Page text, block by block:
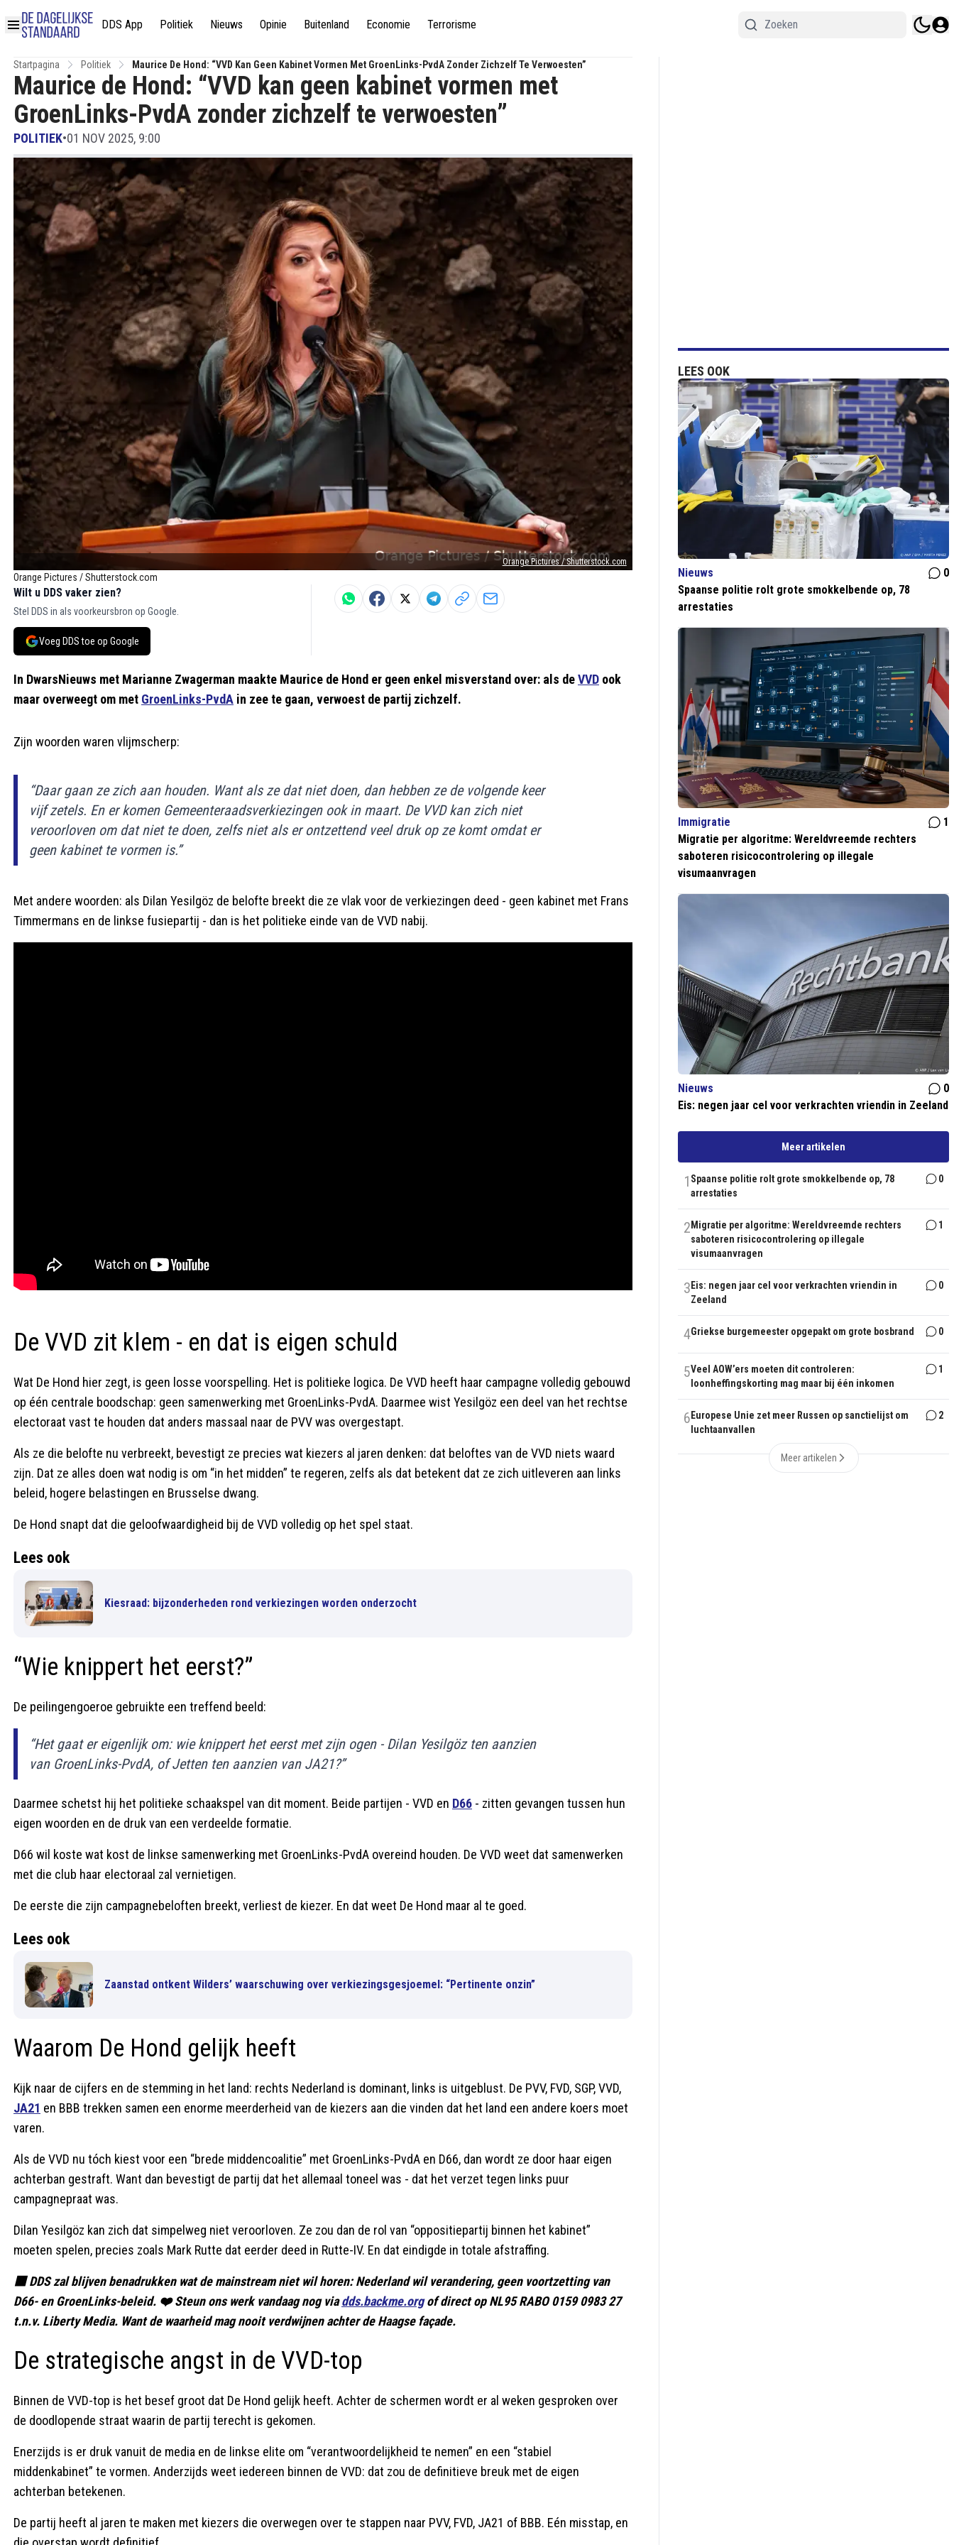
DDS App Politiek Nieuws Opinie Buitenland Economie Terrorisme
Startpagina Politiek Maurice De Hond: “VVD Kan Geen Kabinet Vormen Met GroenLinks-PvdA Zonder Zichzelf Te Verwoesten”
Orange Pictures / Shutterstock.com
Orange Pictures / Shutterstock.com
Maurice de Hond: “VVD kan geen kabinet vormen met
GroenLinks-PvdA zonder zichzelf te verwoesten”
POLITIEK•01 NOV 2025, 9:00
Wilt u DDS vaker zien?
Stel DDS in als voorkeursbron op Google.
Voeg DDS toe op Google
In DwarsNieuws met Marianne Zwagerman maakte Maurice de Hond er geen enkel misverstand over: als deVVD ook
maar overweegt om met GroenLinks-PvdA in zee te gaan, verwoest de partij zichzelf.
Zijn woorden waren vlijmscherp:
“Daar gaan ze zich aan houden. Want als ze dat niet doen, dan hebben ze de volgende keer
vijf zetels. En er komen Gemeenteraadsverkiezingen ook in maart. De VVD kan zich niet
veroorloven om dat niet te doen, zelfs niet als er ontzettend veel druk op ze komt omdat er
geen kabinet te vormen is.”
Met andere woorden: als Dilan Yesilgöz de belofte breekt die ze vlak voor de verkiezingen deed - geen kabinet met Frans
Timmermans en de linkse fusiepartij - dan is het politieke einde van de VVD nabij.
De VVD zit klem - en dat is eigen schuld
Wat De Hond hier zegt, is geen losse voorspelling. Het is politieke logica. De VVD heeft haar campagne volledig gebouwd
op één centrale boodschap: geen samenwerking met GroenLinks-PvdA. Daarmee wist Yesilgöz een deel van het rechtse
electoraat vast te houden dat anders massaal naar de PVV was overgestapt.
Als ze die belofte nu verbreekt, bevestigt ze precies wat kiezers al jaren denken: dat beloftes van de VVD niets waard
zijn. Dat ze alles doen wat nodig is om “in het midden” te regeren, zelfs als dat betekent dat ze zich uitleveren aan links
beleid, hogere belastingen en Brusselse dwang.
De Hond snapt dat die geloofwaardigheid bij de VVD volledig op het spel staat.
Lees ook
Kiesraad: bijzonderheden rond verkiezingen worden onderzocht
“Wie knippert het eerst?”
De peilingengoeroe gebruikte een treffend beeld:
“Het gaat er eigenlijk om: wie knippert het eerst met zijn ogen - Dilan Yesilgöz ten aanzien
van GroenLinks-PvdA, of Jetten ten aanzien van JA21?”
Daarmee schetst hij het politieke schaakspel van dit moment. Beide partijen - VVD en D66 - zitten gevangen tussen hun
eigen woorden en de druk van een verdeelde formatie.
D66 wil koste wat kost de linkse samenwerking met GroenLinks-PvdA overeind houden. De VVD weet dat samenwerken
met die club haar electoraal zal vernietigen.
De eerste die zijn campagnebeloften breekt, verliest de kiezer. En dat weet De Hond maar al te goed.
Lees ook
Zaanstad ontkent Wilders’ waarschuwing over verkiezingsgesjoemel: “Pertinente onzin”
Waarom De Hond gelijk heeft
Kijk naar de cijfers en de stemming in het land: rechts Nederland is dominant, links is uitgeblust. De PVV, FVD, SGP, VVD,
JA21 en BBB trekken samen een enorme meerderheid van de kiezers aan die vinden dat het land een andere koers moet
varen.
Als de VVD nu tóch kiest voor een “brede middencoalitie” met GroenLinks-PvdA en D66, dan wordt ze door haar eigen
achterban gestraft. Want dan bevestigt de partij dat het allemaal toneel was - dat het verzet tegen links puur
campagnepraat was.
Dilan Yesilgöz kan zich dat simpelweg niet veroorloven. Ze zou dan de rol van “oppositiepartij binnen het kabinet”
moeten spelen, precies zoals Mark Rutte dat eerder deed in Rutte-IV. En dat eindigde in totale afstraffing.
🟥 DDS zal blijven benadrukken wat de mainstream niet wil horen: Nederland wil verandering, geen voortzetting van
D66- en GroenLinks-beleid. ❤️ Steun ons werk vandaag nog viadds.backme.orgof direct op NL95 RABO 0159 0983 27
t.n.v. Liberty Media. Want de waarheid mag nooit verdwijnen achter de Haagse façade.
De strategische angst in de VVD-top
Binnen de VVD-top is het besef groot dat De Hond gelijk heeft. Achter de schermen wordt er al weken gesproken over
de doodlopende straat waarin de partij terecht is gekomen.
Enerzijds is er druk vanuit de media en de linkse elite om “verantwoordelijkheid te nemen” en een “stabiel
middenkabinet” te vormen. Anderzijds weet iedereen binnen de VVD: dat zou de definitieve breuk met de eigen
achterban betekenen.
De partij heeft al jaren te maken met kiezers die overwegen over te stappen naar PVV, FVD, JA21 of BBB. Eén misstap, en
LEES OOK
Nieuws
0
Spaanse politie rolt grote smokkelbende op, 78
arrestaties
Immigratie
1
Migratie per algoritme: Wereldvreemde rechters
saboteren risicocontrolering op illegale
visumaanvragen
Nieuws
0
Eis: negen jaar cel voor verkrachten vriendin in Zeeland
Meer artikelen
1 Spaanse politie rolt grote smokkelbende op, 78
arrestaties
0
2 Migratie per algoritme: Wereldvreemde rechters
saboteren risicocontrolering op illegale
visumaanvragen
1
3 Eis: negen jaar cel voor verkrachten vriendin in
Zeeland
0
4Griekse burgemeester opgepakt om grote bosbrand 0
5Veel AOW’ers moeten dit controleren:
loonheffingskorting mag maar bij één inkomen
1
6 Europese Unie zet meer Russen op sanctielijst om
luchtaanvallen
2
Meer artikelen